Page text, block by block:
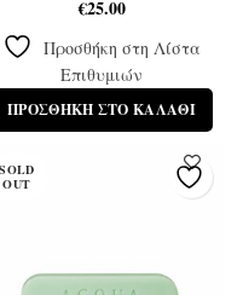
€25.00
Προσθήκη στη Λίστα
Επιθυμιών
ΠΡΟΣΘΉΚΗ ΣΤΟ ΚΑΛΆΘΙ
SOLD
OUT